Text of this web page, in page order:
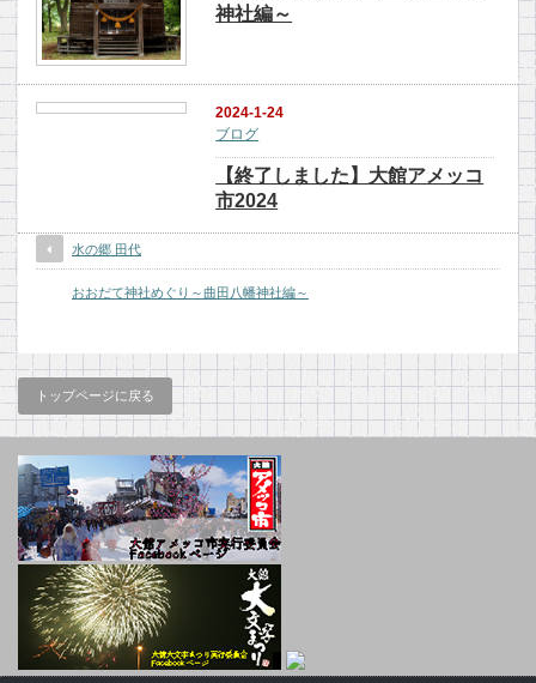
神社編～
2024-1-24
ブログ
【終了しました】大館アメッコ
市2024
水の郷 田代
おおだて神社めぐり～曲田八幡神社編～
トップページに戻る